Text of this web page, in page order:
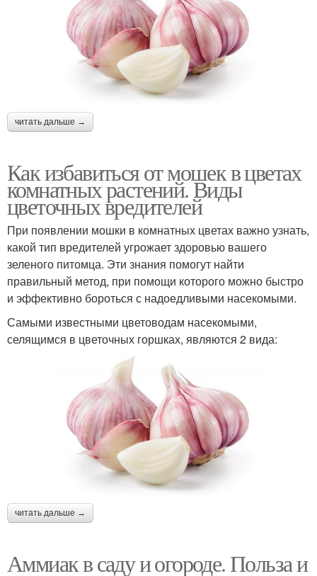
читать дальше →
Как избавиться от мошек в цветах
комнатных растений. Виды
цветочных вредителей
При появлении мошки в комнатных цветах важно узнать,
какой тип вредителей угрожает здоровью вашего
зеленого питомца. Эти знания помогут найти
правильный метод, при помощи которого можно быстро
и эффективно бороться с надоедливыми насекомыми.
Самыми известными цветоводам насекомыми,
селящимся в цветочных горшках, являются 2 вида:
читать дальше →
Аммиак в саду и огороде. Польза и